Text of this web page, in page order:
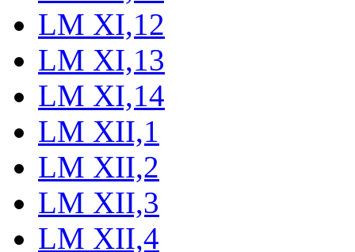
LM XI,12
LM XI,13
LM XI,14
LM XII,1
LM XII,2
LM XII,3
LM XII,4